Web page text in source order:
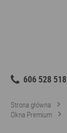
606 528 518
Strona główna
Okna Premium